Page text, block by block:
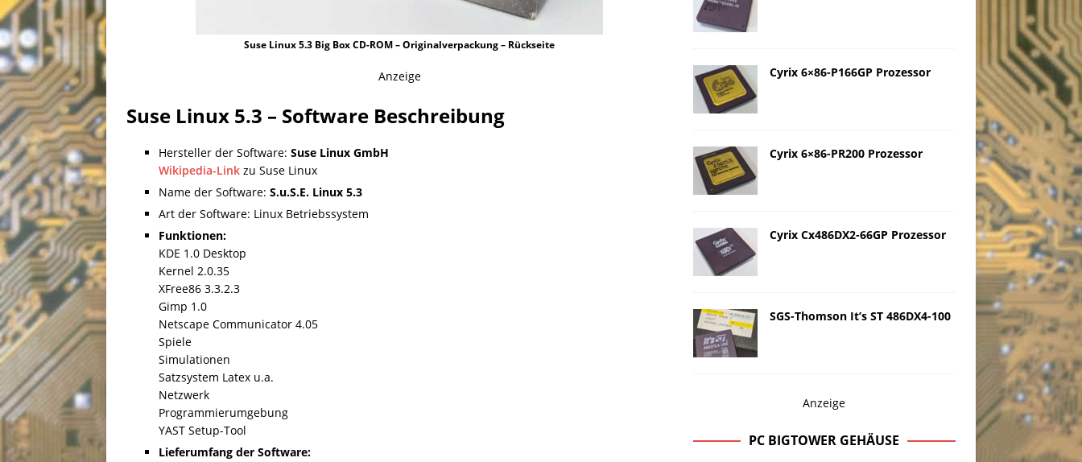
Suse Linux 5.3 Big Box CD-ROM – Originalverpackung – Rückseite
Anzeige
Suse Linux 5.3 – Software Beschreibung
Hersteller der Software: Suse Linux GmbH
Wikipedia-Link zu Suse Linux
Name der Software: S.u.S.E. Linux 5.3
Art der Software: Linux Betriebssystem
Funktionen:
KDE 1.0 Desktop
Kernel 2.0.35
XFree86 3.3.2.3
Gimp 1.0
Netscape Communicator 4.05
Spiele
Simulationen
Satzsystem Latex u.a.
Netzwerk
Programmierumgebung
YAST Setup-Tool
Lieferumfang der Software:
Cyrix 6×86-P166GP Prozessor
Cyrix 6×86-PR200 Prozessor
Cyrix Cx486DX2-66GP Prozessor
SGS-Thomson It’s ST 486DX4-100
Anzeige
PC BIGTOWER GEHÄUSE